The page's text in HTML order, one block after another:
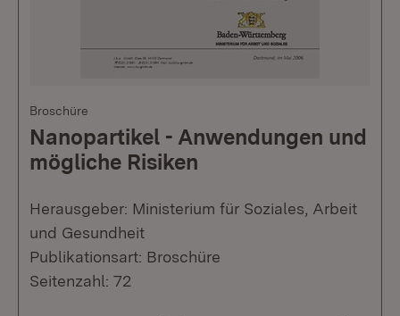
Broschüre
Nanopartikel - Anwendungen und
mögliche Risiken
Herausgeber: Ministerium für Soziales, Arbeit
und Gesundheit
Publikationsart: Broschüre
Seitenzahl: 72